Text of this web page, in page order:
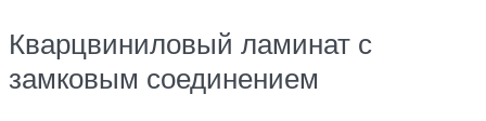
Кварцвиниловый ламинат с
замковым соединением